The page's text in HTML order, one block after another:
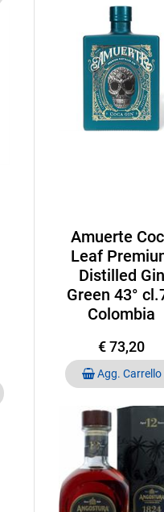
Amuerte
Leaf
Distilled Gin
Green 43°
Colombia
€ 73,20
Quantità
Agg. Carrello